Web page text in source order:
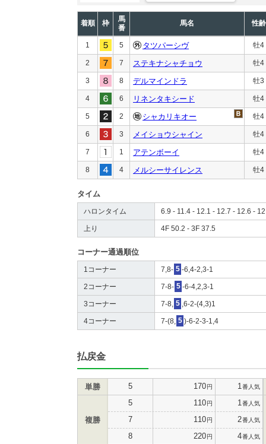
着順 枠
馬
番
馬名 性齢
1 5 タツパーシヴ 牡4
2 7 ステキナシャチョウ 牡4
3 8 デルマインドラ 牡3
4 6 リネンタキシード 牡4
5 2 シャカリキオー 牡4
6 3 メイショウシャイン 牡4
7 1 アテンボーイ 牡4
8 4 メルシーサイレンス 牡4
タイム
ハロンタイム 6.9 - 11.4 - 12.1 - 12.7 - 12.6 -
上り 4F 50.2 - 3F 37.5
コーナー通過順位
1コーナー 7,8- 5 -6,4-2,3-1
2コーナー 7-8- 5 -6-4,2,3-1
3コーナー 7-8, 5 ,6-2-(4,3)1
4コーナー 7-(8, 5 )-6-2-3-1,4
払戻金
単勝 5 170円 1 番人気
複勝
5 110円 1 番人気
7 110円 2番人気
8 220円 4番人気